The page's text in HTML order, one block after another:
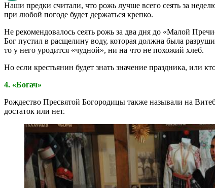
Наши предки считали, что рожь лучше всего сеять за
при любой погоде будет держаться крепко.
Не рекомендовалось сеять рожь за два дня до «Малой
Бог пустил в расщелину воду, которая должна была
то у него уродится «чудной», ни на что не похожий хлеб.
Но если крестьянин будет знать значение праздника, или
4. «Богач»
Рождество Пресвятой Богородицы также называли на
достаток или нет.